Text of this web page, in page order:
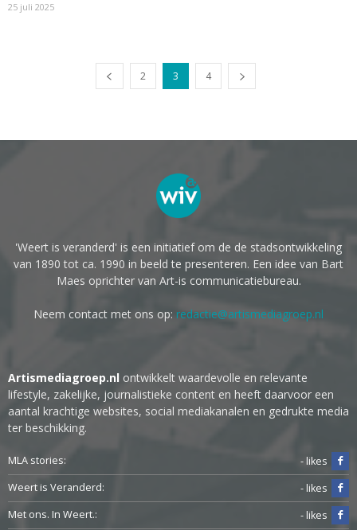
25 juli 2025
2 3 4
'Weert is veranderd' is een initiatief om de de stadsontwikkeling
van 1890 tot ca. 1990 in beeld te presenteren. Een idee van Bart
Maes oprichter van Art-is communicatiebureau.
Neem contact met ons op: redactie@artismediagroep.nl
Artismediagroep.nl ontwikkelt waardevolle en relevante
lifestyle, zakelijke, journalistieke content en heeft daarvoor een
aantal krachtige websites, social mediakanalen en gedrukte media
ter beschikking.
MLA stories:
- likes
Weert is Veranderd:
- likes
Met ons. In Weert.:
- likes